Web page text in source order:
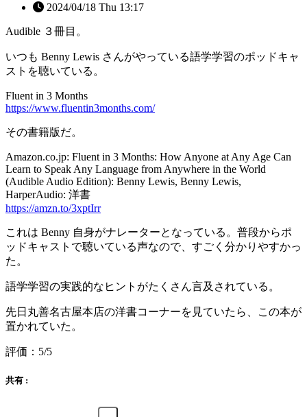
2024/04/18 Thu 13:17
Audible ３冊目。
いつも Benny Lewis さんがやっている語学学習のポッドキャ
ストを聴いている。
Fluent in 3 Months
https://www.fluentin3months.com/
その書籍版だ。
Amazon.co.jp: Fluent in 3 Months: How Anyone at Any Age Can
Learn to Speak Any Language from Anywhere in the World
(Audible Audio Edition): Benny Lewis, Benny Lewis,
HarperAudio: 洋書
https://amzn.to/3xptIrr
これは Benny 自身がナレーターとなっている。普段からポ
ッドキャストで聴いている声なので、すごく分かりやすかっ
た。
語学学習の実践的なヒントがたくさん言及されている。
先日丸善名古屋本店の洋書コーナーを見ていたら、この本が
置かれていた。
評価：5/5
共有 :